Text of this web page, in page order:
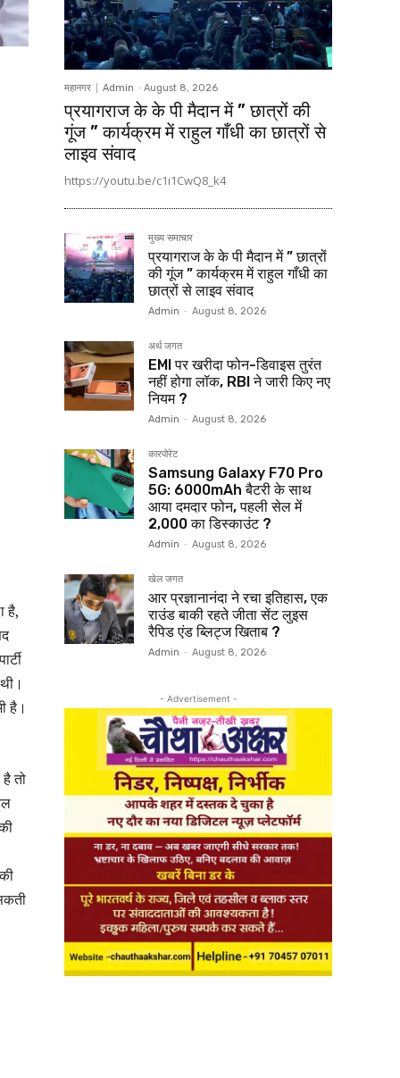
है,
है।
तो
महानगर Admin - August 8, 2026
प्रयागराज के के पी मैदान में ” छात्रों की
गूंज ” कार्यक्रम में राहुल गाँधी का छात्रों से
लाइव संवाद
https://youtu.be/c1i1CwQ8_k4
मुख्य समाचार
प्रयागराज के के पी मैदान में ” छात्रों
की गूंज ” कार्यक्रम में राहुल गाँधी का
छात्रों से लाइव संवाद
Admin - August 8, 2026
अर्थ जगत
EMI पर खरीदा फोन-डिवाइस तुरंत
नहीं होगा लॉक, RBI ने जारी किए नए
नियम ?
Admin - August 8, 2026
कारपोरेट
Samsung Galaxy F70 Pro
5G: 6000mAh बैटरी के साथ
आया दमदार फोन, पहली सेल में
₹2,000 का डिस्काउंट ?
Admin - August 8, 2026
खेल जगत
आर प्रज्ञानानंदा ने रचा इतिहास, एक
राउंड बाकी रहते जीता सेंट लुइस
रैपिड एंड ब्लिट्ज खिताब ?
Admin - August 8, 2026
- Advertisement -